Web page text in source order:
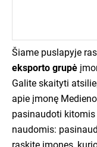
Šiame puslapyje
eksporto grupė
Galite skaityti
apie įmonę
pasinaudoti
naudomis: